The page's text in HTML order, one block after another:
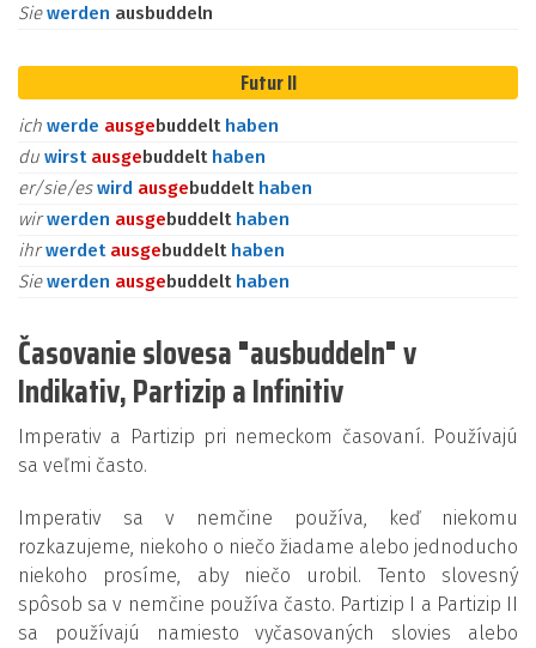
Siewerden ausbuddeln
Futur II
ich werde ausgebuddelt haben
du wirst ausgebuddelt haben
er/sie/eswird ausgebuddelt haben
wirwerden ausgebuddelt haben
ihrwerdet ausgebuddelt haben
Siewerden ausgebuddelt haben
Časovanie slovesa "ausbuddeln" v
Indikativ, Partizip a Infinitiv
Imperativ a Partizip pri nemeckom časovaní. Používajú
sa veľmi často.
Imperativ sa v nemčine používa, keď niekomu
rozkazujeme, niekoho o niečo žiadame alebo jednoducho
niekoho prosíme, aby niečo urobil. Tento slovesný
spôsob sa v nemčine používa často. Partizip I a Partizip II
sa používajú namiesto vyčasovaných slovies alebo